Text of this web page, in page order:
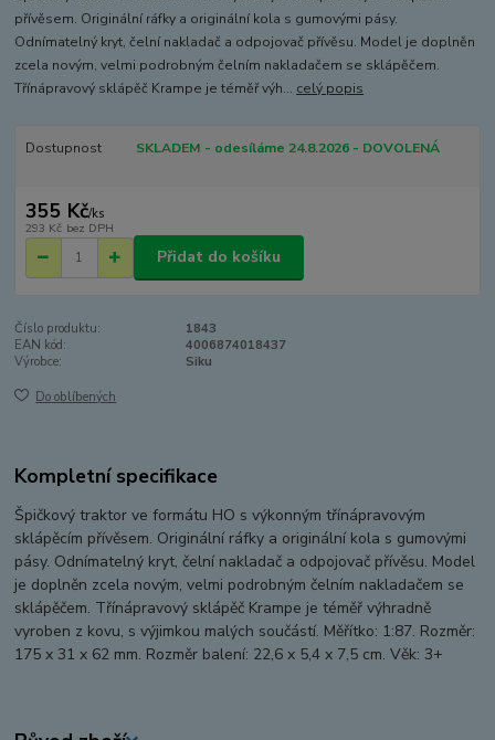
přívěsem. Originální ráfky a originální kola s gumovými pásy.
Odnímatelný kryt, čelní nakladač a odpojovač přívěsu. Model je doplněn
zcela novým, velmi podrobným čelním nakladačem se sklápěčem.
Třínápravový sklápěč Krampe je téměř výh... celý popis
Dostupnost SKLADEM - odesíláme 24.8.2026 - DOVOLENÁ
355 Kč/ks
293 Kč bez DPH
Přidat do košíku
Číslo produktu:
1843
EAN kód:
4006874018437
Výrobce:
Siku
Do oblíbených
Kompletní specifikace
Špičkový traktor ve formátu HO s výkonným třínápravovým
sklápěcím přívěsem. Originální ráfky a originální kola s gumovými
pásy. Odnímatelný kryt, čelní nakladač a odpojovač přívěsu. Model
je doplněn zcela novým, velmi podrobným čelním nakladačem se
sklápěčem. Třínápravový sklápěč Krampe je téměř výhradně
vyroben z kovu, s výjimkou malých součástí. Měřítko: 1:87. Rozměr:
175 x 31 x 62 mm. Rozměr balení: 22,6 x 5,4 x 7,5 cm. Věk: 3+